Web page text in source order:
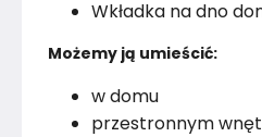
Wkładka na dno
Możemy ją umieścić:
w domu
przestronnym